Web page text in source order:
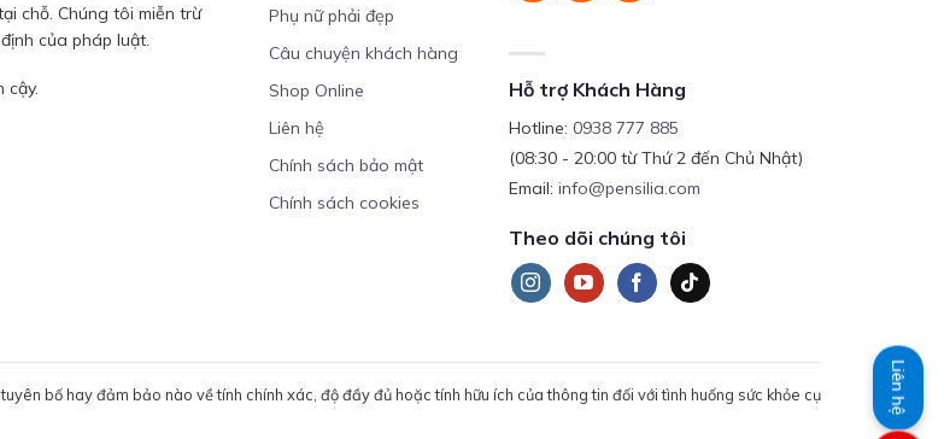
chỗ. Chúng tôi miễn trừ
của pháp luật.
cậy.
Phụ nữ phải đẹp
Câu chuyện khách hàng
Shop Online
Liên hệ
Chính sách bảo mật
Chính sách cookies
Hỗ trợ Khách Hàng
Hotline:0938 777 885
(08:30 - 20:00 từ Thứ 2 đến Chủ Nhật)
Email:info@pensilia.com
Theo dõi chúng tôi
bố hay đảm bảo nào về tính chính xác, độ đầy đủ hoặc tính hữu ích của thông tin đối với tình huống sức khỏe cụ
Liên hệ